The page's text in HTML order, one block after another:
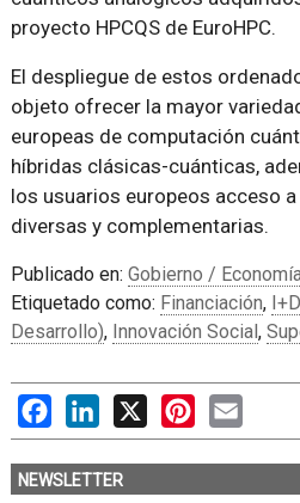
proyecto HPCQS de EuroHPC.
El despliegue de estos
objeto ofrecer la mayor
europeas de computación
híbridas clásicas-cuánticas,
los usuarios europeos acceso
diversas y complementarias.
Publicado en: Gobierno /
Etiquetado como: Financiación,
Desarrollo), Innovación Social,
FacebookLinkedIn
X PinterestEmail
NEWSLETTER